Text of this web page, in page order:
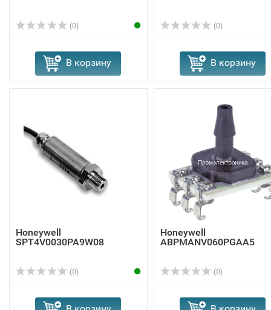
(0)
В корзину
(0)
В корзину
Honeywell
SPT4V0030PA9W08
(0)
Honeywell
ABPMANV060PGAA5
(0)